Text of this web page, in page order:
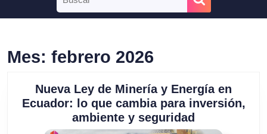
Mes: febrero 2026
Nueva Ley de Minería y Energía en
Ecuador: lo que cambia para inversión,
ambiente y seguridad
Ley